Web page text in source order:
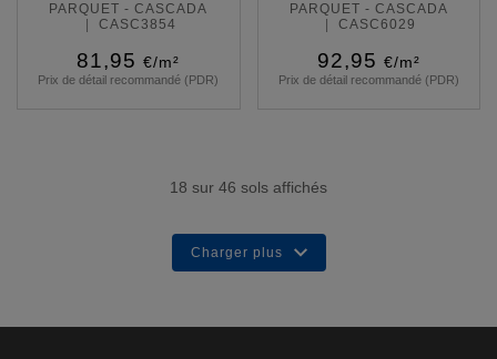
PARQUET - CASCADA
CASC3854
81,95 €/m²
Prix de détail recommandé (PDR)
PARQUET - CASCADA
CASC6029
92,95 €/m²
Prix de détail recommandé (PDR)
18 sur 46 sols affichés
Charger plus